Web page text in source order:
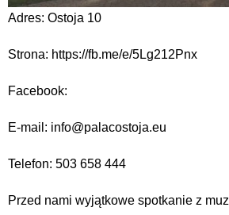
Adres: Ostoja 10
Strona: https://fb.me/e/5Lg212Pnx
Facebook:
E-mail: info@palacostoja.eu
Telefon: 503 658 444
Przed nami wyjątkowe spotkanie z